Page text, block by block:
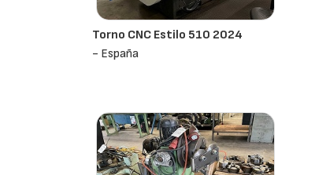
Torno CNC Estilo 510 2024
- España